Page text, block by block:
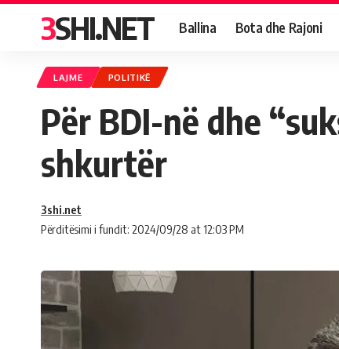
3SHI.NET Ballina Bota dhe Rajoni
LAJME POLITIKË
Për BDI-në dhe
shkurtër
Përditësimi i fundit: 2024/09/28 at 12:03 PM
3shi.net